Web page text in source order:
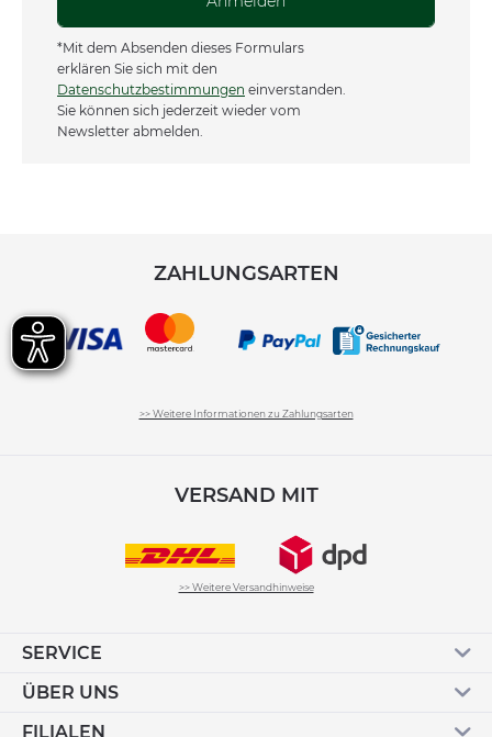
*Mit dem Absenden dieses Formulars
erklären Sie sich mit den
Datenschutzbestimmungen einverstanden.
Sie können sich jederzeit wieder vom
Newsletter abmelden.
ZAHLUNGSARTEN
>> Weitere Informationen zu Zahlungsarten
VERSAND MIT
>> Weitere Versandhinweise
SERVICE
ÜBER UNS
FILIALEN